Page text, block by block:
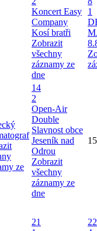
Koncert Easy
Company
Kosí bratři
Zobrazit
všechny
záznamy ze
dne
1
ze
14
2
Open-Air
Double
Slavnost obce
Jeseník nad
Odrou
Zobrazit
všechny
záznamy ze
dne
15
21
22